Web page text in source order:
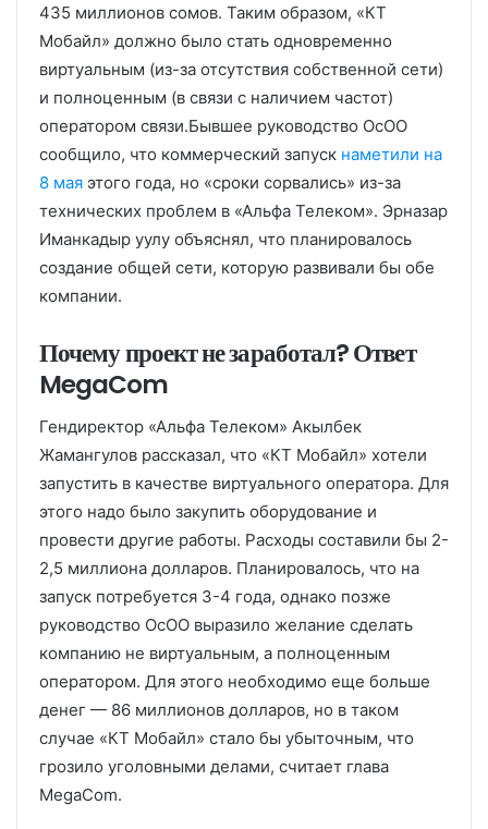
435 миллионов сомов. Таким образом, «КТ
Мобайл» должно было стать одновременно
виртуальным (из-за отсутствия собственной сети)
и полноценным (в связи с наличием частот)
оператором связи.Бывшее руководство ОсОО
сообщило, что коммерческий запуск наметили на
8 мая этого года, но «сроки сорвались» из-за
технических проблем в «Альфа Телеком». Эрназар
Иманкадыр уулу объяснял, что планировалось
создание общей сети, которую развивали бы обе
компании.
Почему проект не заработал? Ответ
MegaCom
Гендиректор «Альфа Телеком» Акылбек
Жамангулов рассказал, что «КТ Мобайл» хотели
запустить в качестве виртуального оператора. Для
этого надо было закупить оборудование и
провести другие работы. Расходы составили бы 2-
2,5 миллиона долларов. Планировалось, что на
запуск потребуется 3-4 года, однако позже
руководство ОсОО выразило желание сделать
компанию не виртуальным, а полноценным
оператором. Для этого необходимо еще больше
денег — 86 миллионов долларов, но в таком
случае «КТ Мобайл» стало бы убыточным, что
грозило уголовными делами, считает глава
MegaCom.